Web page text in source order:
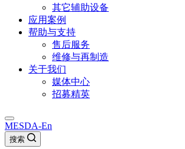
其它辅助设备
应用案例
帮助与支持
售后服务
维修与再制造
关于我们
媒体中心
招募精英
MESDA-En
搜索